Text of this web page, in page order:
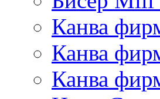
Канва
Канва
Канва